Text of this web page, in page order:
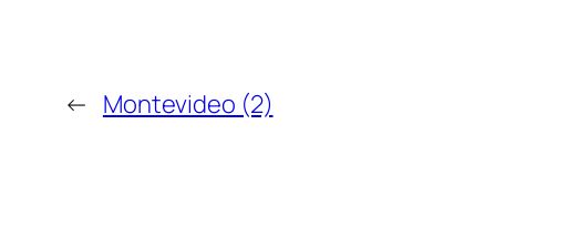
← Montevideo (2)